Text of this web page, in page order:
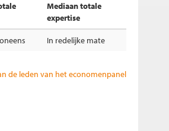
Mediaan totale
expertise
In redelijke mate
de leden van het economenpanel